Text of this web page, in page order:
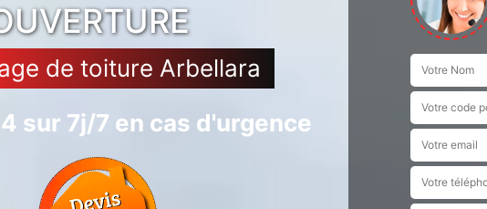
de toiture Arbellara
sur 7j/7 en cas d'urgence